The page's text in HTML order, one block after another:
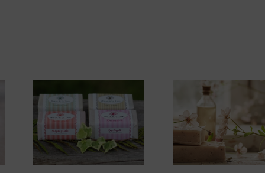
Cómo elegir
un jabón
artesanal
según tu
tipo de piel
Jabón
natural vs
jabón
industrial:
diferencias
ventajas